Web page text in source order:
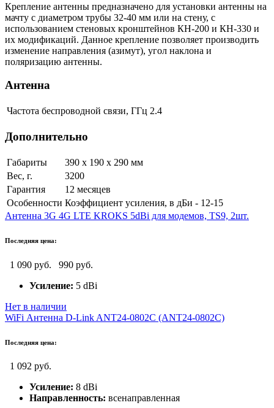
Крепление антенны предназначено для установки антенны на
мачту с диаметром трубы 32-40 мм или на стену, с
использованием стеновых кронштейнов КН-200 и КН-330 и
их модификаций. Данное крепление позволяет производить
изменение направления (азимут), угол наклона и
поляризацию антенны.
Антенна
Частота беспроводной связи, ГГц 2.4
Дополнительно
Габариты
390 х 190 х 290 мм
Вес, г.
3200
Гарантия
12 месяцев
Особенности Коэффициент усиления, в дБи - 12-15
Антенна 3G 4G LTE KROKS 5dBi для модемов, TS9, 2шт.
Последняя цена:
1 090 руб.
990 руб.
Усиление: 5 dBi
Нет в наличии
WiFi Антенна D-Link ANT24-0802C (ANT24-0802C)
Последняя цена:
1 092 руб.
Усиление: 8 dBi
Направленность: всенаправленная